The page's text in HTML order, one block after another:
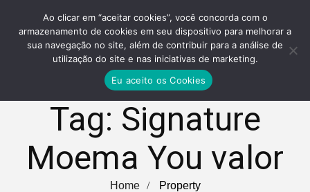
Tag: Signature
Moema You valor
Home Property
Ao clicar em “aceitar cookies”, você concorda com o
armazenamento de cookies em seu dispositivo para melhorar a
sua navegação no site, além de contribuir para a análise de
utilização do site e nas iniciativas de marketing.
Eu aceito os Cookies